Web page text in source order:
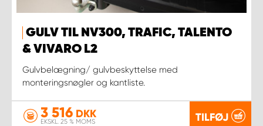
GULV TIL NV300, TRAFIC, TALENTO
& VIVARO L2
Gulvbelægning/ gulvbeskyttelse med
monteringsnøgler og kantliste.
3 516 DKK
EKSKL. 25 % MOMS TILFØJ